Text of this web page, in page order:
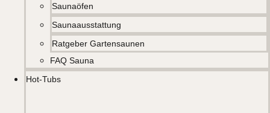
Saunaöfen
Saunaausstattung
Ratgeber Gartensaunen
FAQ Sauna
Hot-Tubs